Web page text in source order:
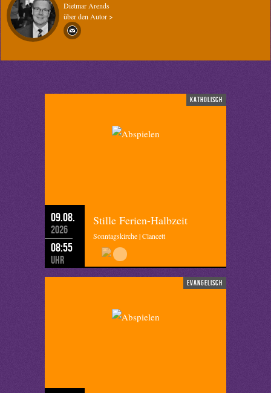
Dietmar Arends
über den Autor >
katholisch
09.08.
2026
08:55
Uhr
Stille Ferien-Halbzeit
Sonntagskirche | Clancett
evangelisch